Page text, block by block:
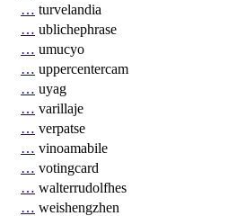
… turvelandia
… ublichephrase
… umucyo
… uppercentercam
… uyag
… varillaje
… verpatse
… vinoamabile
… votingcard
… walterrudolfhes
… weishengzhen